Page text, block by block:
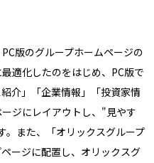
版のグループホームページの
適化したのをはじめ、PC版で
介」「企業情報」「投資家情
ジにレイアウトし、"見やす
また、「オリックスグループ
ージに配置し、オリックスグ